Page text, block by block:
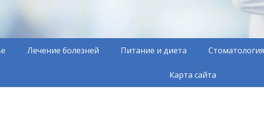
Лечение болезней Питание и диета Стоматология
Карта сайта